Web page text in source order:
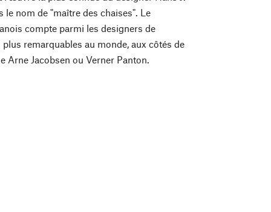
le nom de "maître des chaises". Le
compte parmi les designers de
remarquables au monde, aux côtés de
Jacobsen ou Verner Panton.